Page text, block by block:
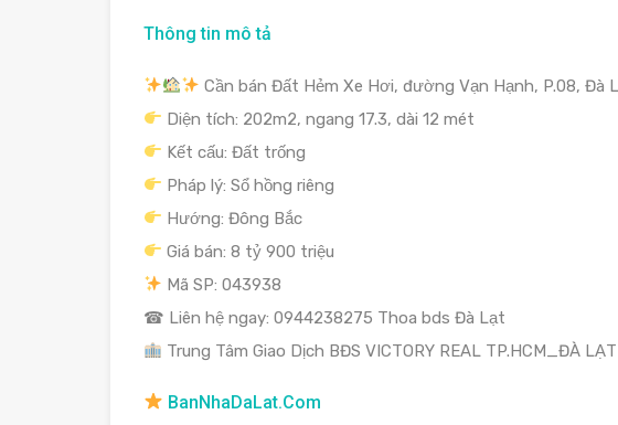
Thông tin mô tả
Cần bán Đất Hẻm Xe Hơi, đường Vạn Hạnh, P.08, Đà
Diện tích: 202m2, ngang 17.3, dài 12 mét
Kết cấu: Đất trống
Pháp lý: Sổ hồng riêng
Hướng: Đông Bắc
Giá bán: 8 tỷ 900 triệu
Mã SP: 043938
☎ Liên hệ ngay: 0944238275 Thoa bds Đà Lạt
Trung Tâm Giao Dịch BĐS VICTORY REAL TP.HCM_ĐÀ LẠT
BanNhaDaLat.Com